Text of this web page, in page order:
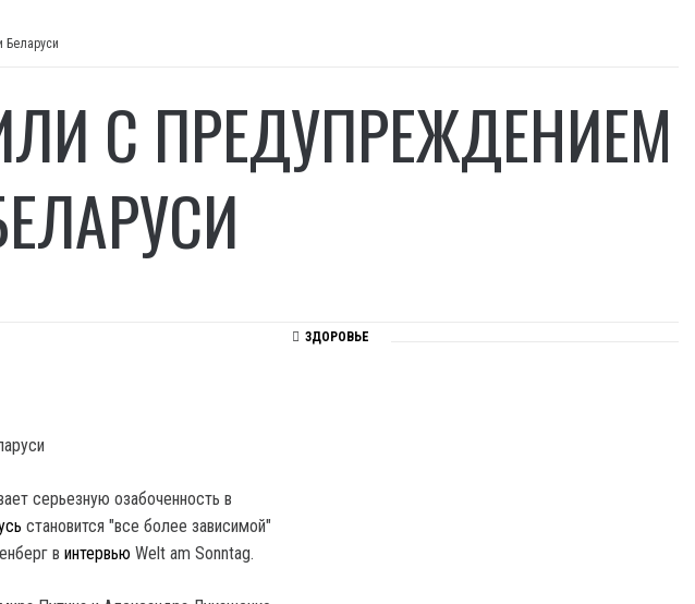
Беларуси
С ПРЕДУПРЕЖДЕНИЕМ
серьезную озабоченность в
становится "все более зависимой"
в интервью Welt am Sonntag.
ЗДОРОВЬЕ